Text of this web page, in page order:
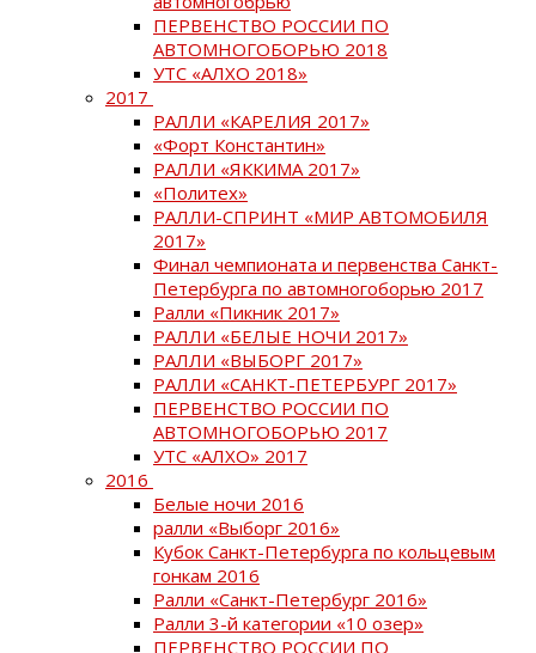
ПЕРВЕНСТВО РОССИИ ПО
АВТОМНОГОБОРЬЮ 2018
УТС «АЛХО 2018»
2017
РАЛЛИ «КАРЕЛИЯ 2017»
«Форт Константин»
РАЛЛИ «ЯККИМА 2017»
«Политех»
РАЛЛИ-СПРИНТ «МИР АВТОМОБИЛЯ
2017»
Финал чемпионата и первенства Санкт-
Петербурга по автомногоборью 2017
Ралли «Пикник 2017»
РАЛЛИ «БЕЛЫЕ НОЧИ 2017»
РАЛЛИ «ВЫБОРГ 2017»
РАЛЛИ «САНКТ-ПЕТЕРБУРГ 2017»
ПЕРВЕНСТВО РОССИИ ПО
АВТОМНОГОБОРЬЮ 2017
УТС «АЛХО» 2017
2016
Белые ночи 2016
ралли «Выборг 2016»
Кубок Санкт-Петербурга по кольцевым
гонкам 2016
Ралли «Санкт-Петербург 2016»
Ралли 3-й категории «10 озер»
ПЕРВЕНСТВО РОССИИ ПО